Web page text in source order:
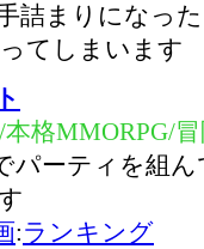
詰まりになっ
てしまいます
格MMORPG/
パーティを組
:ランキング